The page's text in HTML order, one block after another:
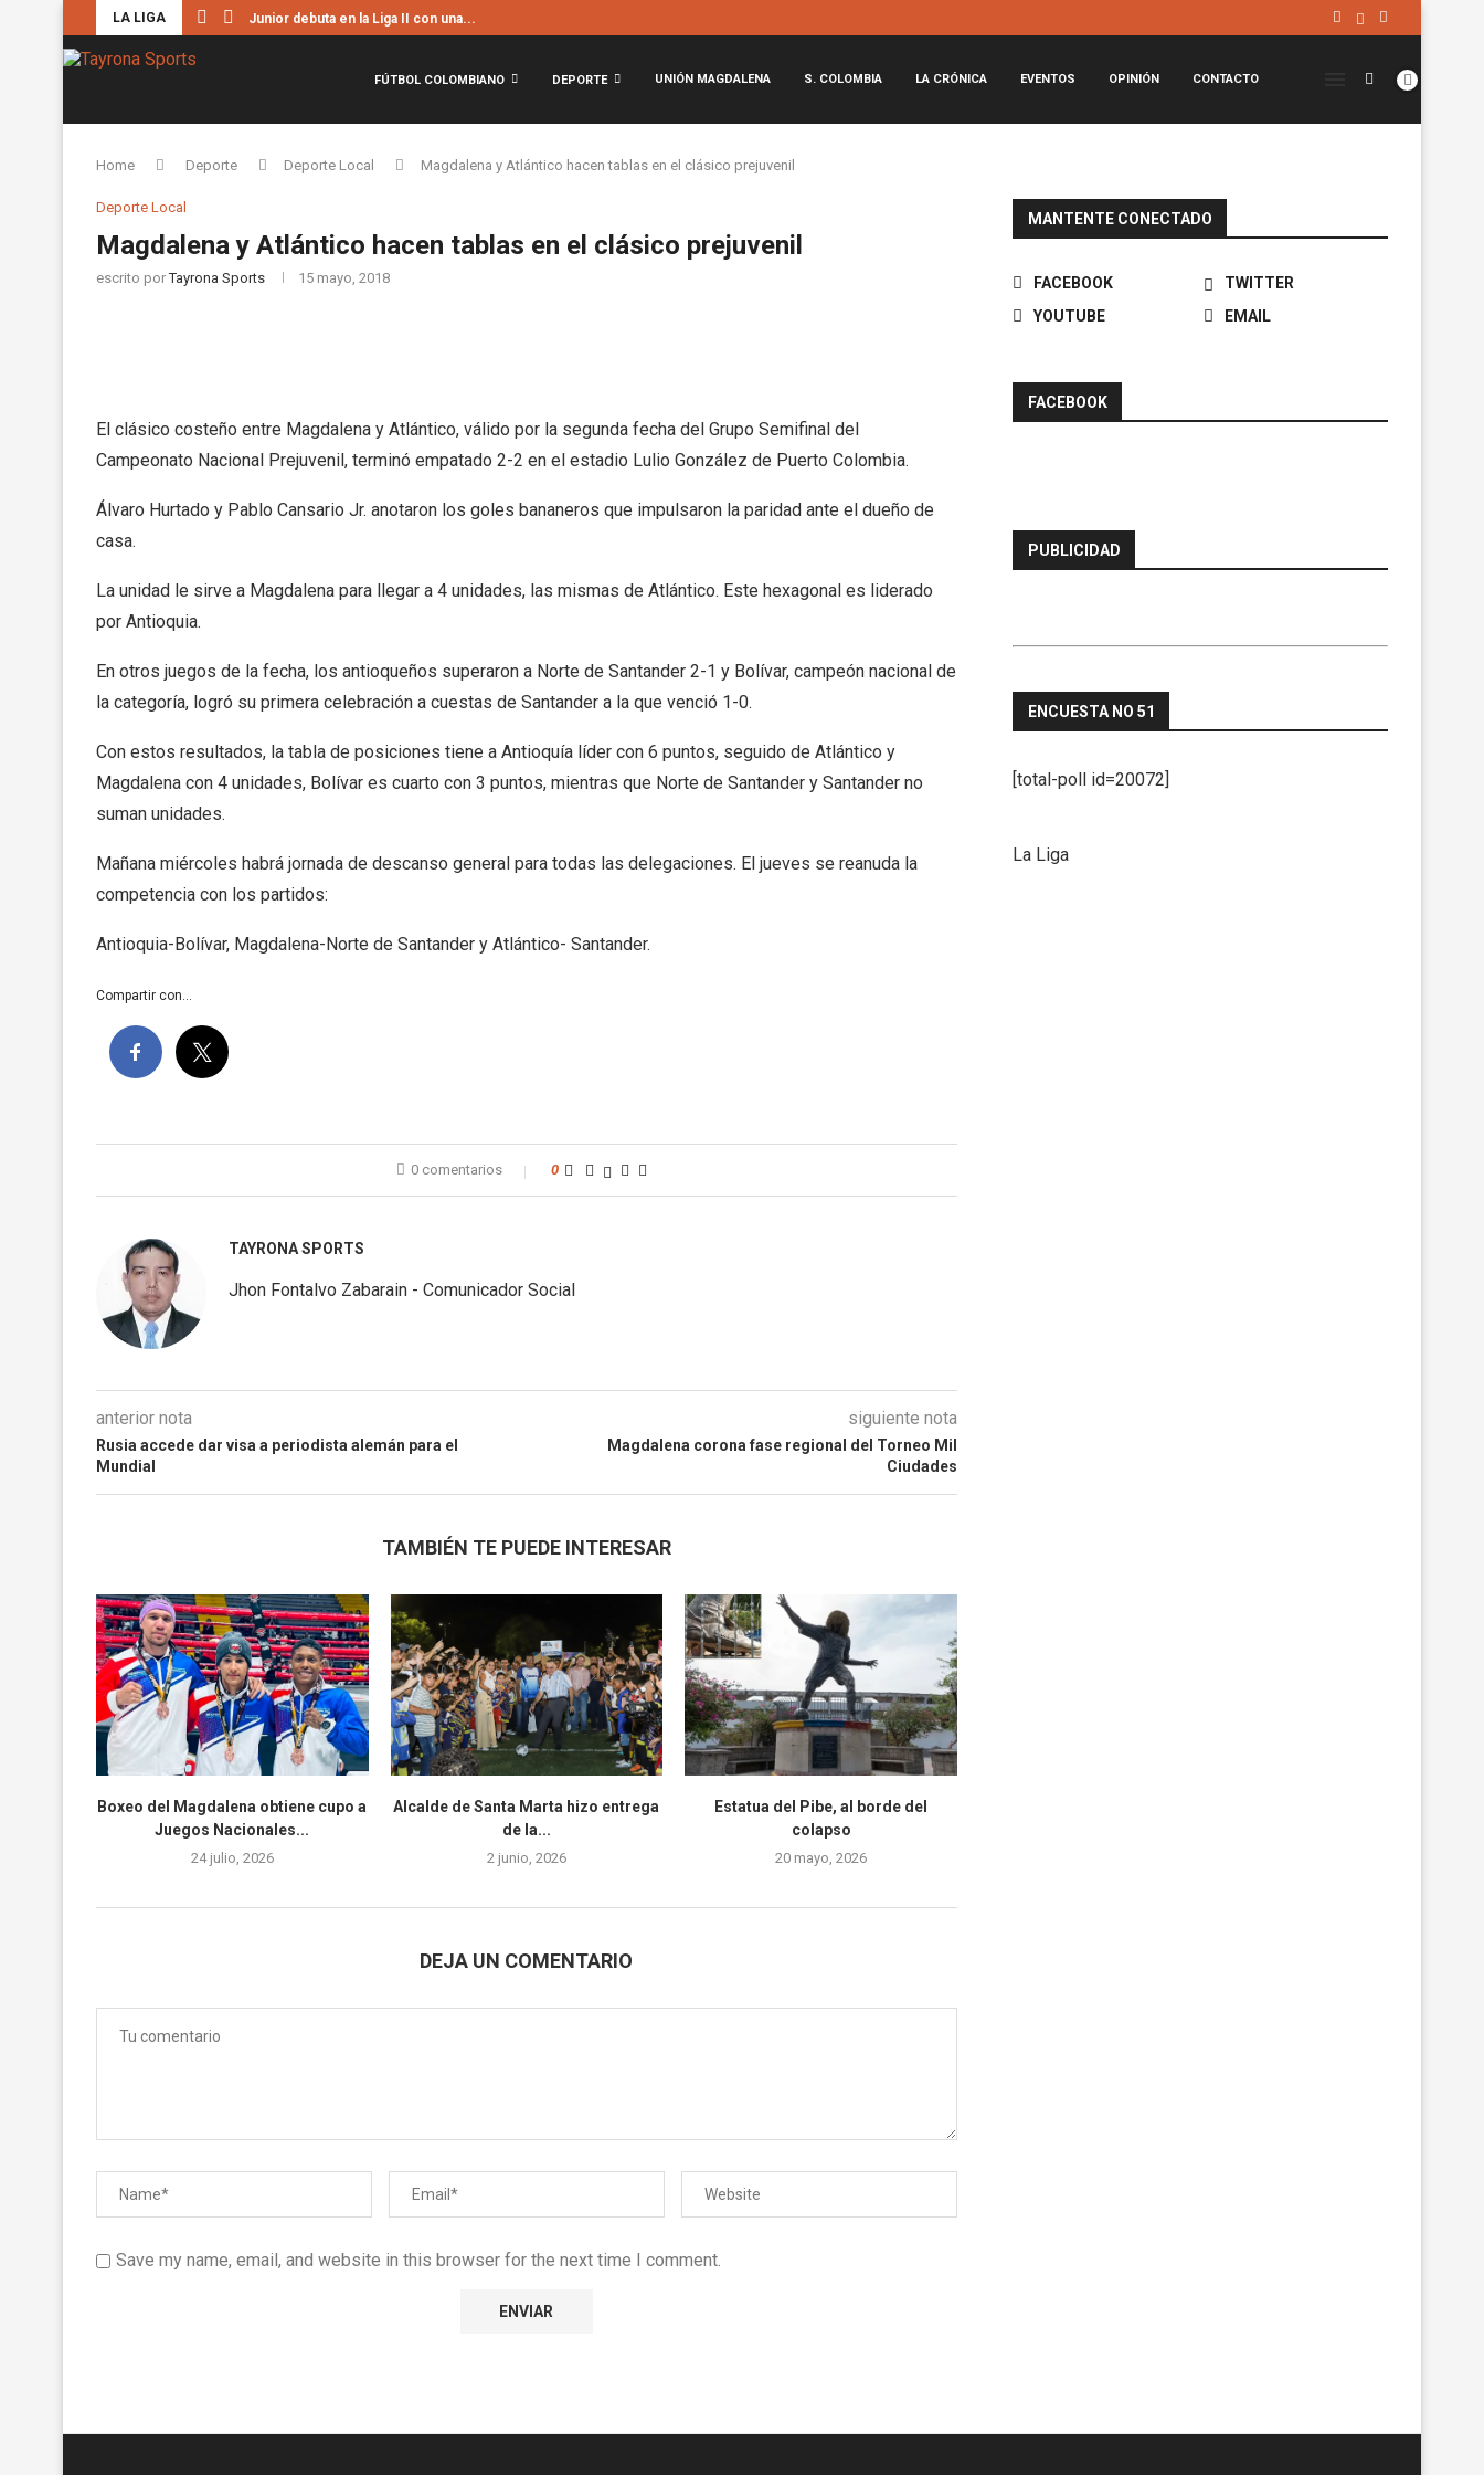
LA LIGA Junior debuta en la Liga II con una...
FÚTBOL COLOMBIANO DEPORTE UNIÓN MAGDALENA S. COLOMBIA LA CRÓNICA EVENTOS OPINIÓN CONTACTO
Home Deporte Deporte Local Magdalena y Atlántico hacen tablas en el clásico prejuvenil
Deporte Local
Magdalena y Atlántico hacen tablas en el clásico prejuvenil
escrito porTayrona Sports 15 mayo, 2018
El clásico costeño entre Magdalena y Atlántico, válido por la segunda fecha del Grupo Semifinal del
Campeonato Nacional Prejuvenil, terminó empatado 2-2 en el estadio Lulio González de Puerto Colombia.
Álvaro Hurtado y Pablo Cansario Jr. anotaron los goles bananeros que impulsaron la paridad ante el dueño de
casa.
La unidad le sirve a Magdalena para llegar a 4 unidades, las mismas de Atlántico. Este hexagonal es liderado
por Antioquia.
En otros juegos de la fecha, los antioqueños superaron a Norte de Santander 2-1 y Bolívar, campeón nacional de
la categoría, logró su primera celebración a cuestas de Santander a la que venció 1-0.
Con estos resultados, la tabla de posiciones tiene a Antioquía líder con 6 puntos, seguido de Atlántico y
Magdalena con 4 unidades, Bolívar es cuarto con 3 puntos, mientras que Norte de Santander y Santander no
suman unidades.
Mañana miércoles habrá jornada de descanso general para todas las delegaciones. El jueves se reanuda la
competencia con los partidos:
Antioquia-Bolívar, Magdalena-Norte de Santander y Atlántico- Santander.
Compartir con...
0 comentarios 0
TAYRONA SPORTS
Jhon Fontalvo Zabarain - Comunicador Social
anterior nota
Rusia accede dar visa a periodista alemán para el
Mundial
siguiente nota
Magdalena corona fase regional del Torneo Mil
Ciudades
TAMBIÉN TE PUEDE INTERESAR
Boxeo del Magdalena obtiene cupo a
Juegos Nacionales...
24 julio, 2026
Alcalde de Santa Marta hizo entrega
de la...
2 junio, 2026
Estatua del Pibe, al borde del
colapso
20 mayo, 2026
DEJA UN COMENTARIO
Save my name, email, and website in this browser for the next time I comment.
MANTENTE CONECTADO
FACEBOOK
TWITTER
YOUTUBE
EMAIL
FACEBOOK
PUBLICIDAD
ENCUESTA NO 51
[total-poll id=20072]
La Liga